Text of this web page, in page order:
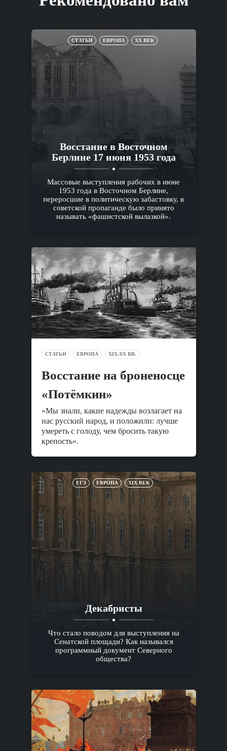
СТАТЬИ ЕВРОПА XX ВЕК
Восстание в Восточном
Берлине 17 июня 1953 года
Массовые выступления рабочих в июне
1953 года в Восточном Берлине,
переросшие в политическую забастовку, в
советской пропаганде было принято
называть «фашистской вылазкой».
СТАТЬИ ЕВРОПА XIX-XX ВВ.
Восстание на броненосце
«Потёмкин»
«Мы знали, какие надежды возлагает на
нас русский народ, и положили: лучше
умереть с голоду, чем бросить такую
крепость».
ЕГЭ ЕВРОПА XIX ВЕК
Декабристы
Что стало поводом для выступления на
Сенатской площади? Как назывался
программный документ Северного
общества?